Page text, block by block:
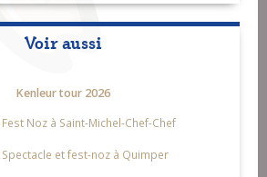
Voir aussi
Kenleur tour 2026
Noz à Saint-Michel-Chef-Chef
et fest-noz à Quimper